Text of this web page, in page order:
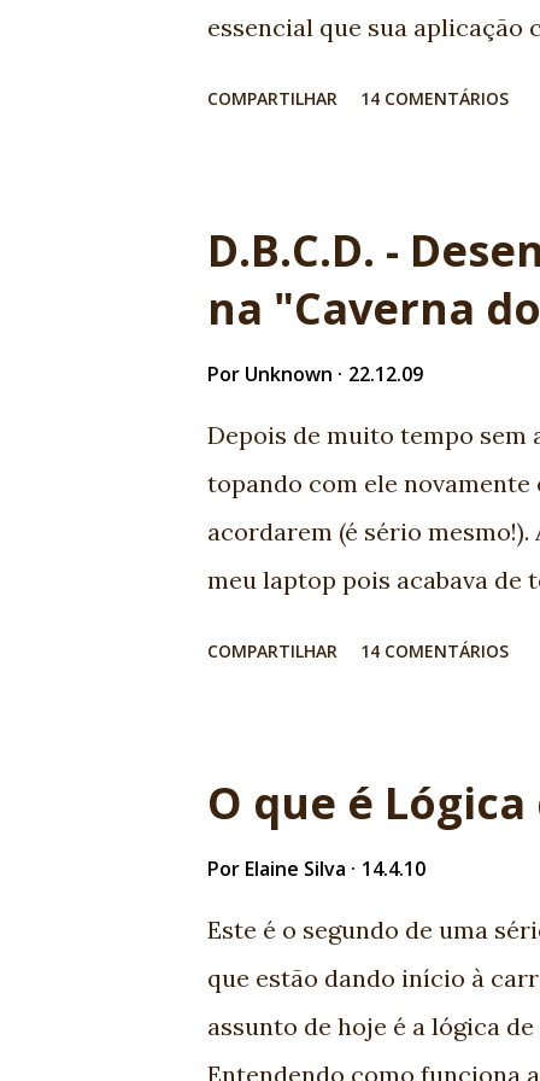
essencial que sua aplicação
integração com novos
surgem com muita força para
e JSR - 311 (JAX-RS), neste
COMPARTILHAR 14 COMENTÁRIOS
D.B.C.D. -
na "Caverna
Por Unknown 22.12.09
Depois de muito tempo sem
topando com ele
acordarem (é sério
meu laptop pois acabava de
teríamos aquela jovem com
Casa perfeitamente com
bundão com aquele escudo.
CMM. Sabe tudo de logs é
capa que pode sumir. Bem,
programadores sofrem de
COMPARTILHAR 14 COMENTÁRIOS
O que é
Por Elaine Silva 14.4.10
Este é o segundo de uma
que estão dando início à
assunto de hoje é a lógica
Entendendo como funciona